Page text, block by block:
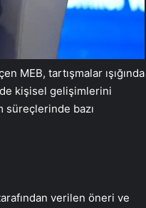
MEB, tartışmalar ışığında
kişisel gelişimlerini
bazı
verilen öneri ve